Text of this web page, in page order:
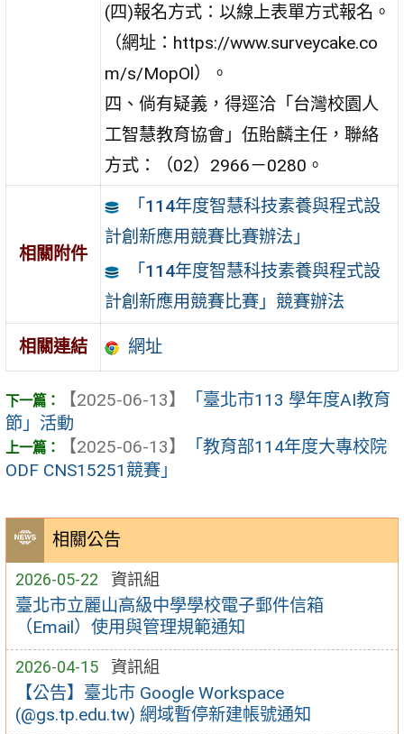
相關公告
2026-05-22 資訊組
臺北市立麗山高級中學學校電子郵件信箱
（Email）使用與管理規範通知
2026-04-15 資訊組
【公告】臺北市 Google Workspace
(@gs.tp.edu.tw) 網域暫停新建帳號通知
(四)報名方式：以線上表單方式報名。
（網址：https://www.surveycake.co
m/s/MopOl）。
四、倘有疑義，得逕洽「台灣校園人
工智慧教育協會」伍貽麟主任，聯絡
方式：（02）2966－0280。
相關附件
「114年度智慧科技素養與程式設
計創新應用競賽比賽辦法」
「114年度智慧科技素養與程式設
計創新應用競賽比賽」競賽辦法
相關連結 網址
【2025-06-13】
「臺北市113 學年度AI教育
節」活動
【2025-06-13】
「教育部114年度大專校院
ODF CNS15251競賽」